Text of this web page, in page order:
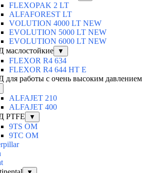
FLEXOPAK 2 LT
ALFAFOREST LT
VOLUTION 4000 LT NEW
EVOLUTION 5000 LT NEW
EVOLUTION 6000 LT NEW
маслостойкие
▼
FLEXOR R4 634
FLEXOR R4 644 HT E
для работы с очень высоким давлением
ALFAJET 210
ALFAJET 400
PTFE
▼
9TS OM
9TC OM